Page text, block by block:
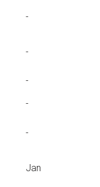
-
-
-
-
-
Jan